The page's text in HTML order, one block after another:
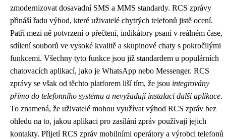
zmodernizovat dosavadní SMS a MMS standardy. RCS zprávy
přináší řadu výhod, které uživatelé chytrých telefonů jistě ocení.
Patří mezi ně potvrzení o přečtení, indikátory psaní v reálném čase,
sdílení souborů ve vysoké kvalitě a skupinové chaty s pokročilými
funkcemi. Všechny tyto funkce jsou již standardem u populárních
chatovacích aplikací, jako je WhatsApp nebo Messenger. RCS
zprávy se však od těchto platforem liší tím, že jsou integrovány
přímo do telefonního systému a nevyžadují instalaci další aplikace.
To znamená, že uživatelé mohou využívat výhod RCS zpráv bez
ohledu na to, jakou aplikaci pro zasílání zpráv používají jejich
kontakty. Přijetí RCS zpráv mobilními operátory a výrobci telefonů